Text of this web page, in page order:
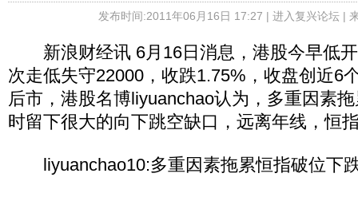
发布时间:2011年06月16日 17:27 | 进入复兴论坛|
新浪财经讯 6月16日消息，港股今早低开
次走低失守22000，收跌1.75%，收盘创近6
后市，港股名博liyuanchao认为，多重因素
时留下很大的向下跳空缺口，远离年线，恒
liyuanchao10:多重因素拖累恒指破位下